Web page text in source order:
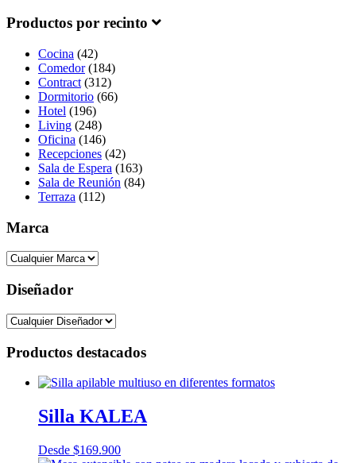
Productos por recinto
Cocina (42)
Comedor(184)
Contract (312)
Dormitorio (66)
Hotel (196)
Living (248)
Oficina (146)
Recepciones (42)
Sala de Espera (163)
Sala de Reunión (84)
Terraza (112)
Marca
Diseñador
Productos destacados
Silla KALEA
Desde $169.900